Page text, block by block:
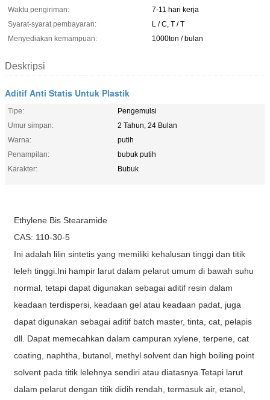
Waktu pengiriman:
7-11 hari kerja
Syarat-syarat pembayaran:
L / C, T / T
Menyediakan kemampuan:
1000ton / bulan
Deskripsi
Aditif Anti Statis Untuk Plastik
Tipe:
Pengemulsi
Umur simpan:
2 Tahun, 24 Bulan
Warna:
putih
Penampilan:
bubuk putih
Karakter:
Bubuk
Ethylene Bis Stearamide
CAS: 110-30-5
Ini adalah lilin sintetis yang memiliki kehalusan tinggi dan titik
leleh tinggi.Ini hampir larut dalam pelarut umum di bawah suhu
normal, tetapi dapat digunakan sebagai aditif resin dalam
keadaan terdispersi, keadaan gel atau keadaan padat, juga
dapat digunakan sebagai aditif batch master, tinta, cat, pelapis
dll. Dapat memecahkan dalam campuran xylene, terpene, cat
coating, naphtha, butanol, methyl solvent dan high boiling point
solvent pada titik lelehnya sendiri atau diatasnya.Tetapi larut
dalam pelarut dengan titik didih rendah, termasuk air, etanol,